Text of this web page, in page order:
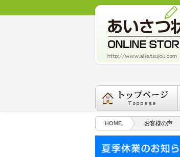
HOME お客様の声